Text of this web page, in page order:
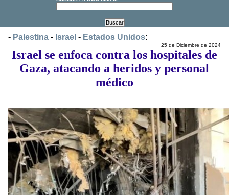
- Palestina - Israel - Estados Unidos:
25 de Diciembre de 2024
Israel se enfoca contra los hospitales de
Gaza, atacando a heridos y personal
médico